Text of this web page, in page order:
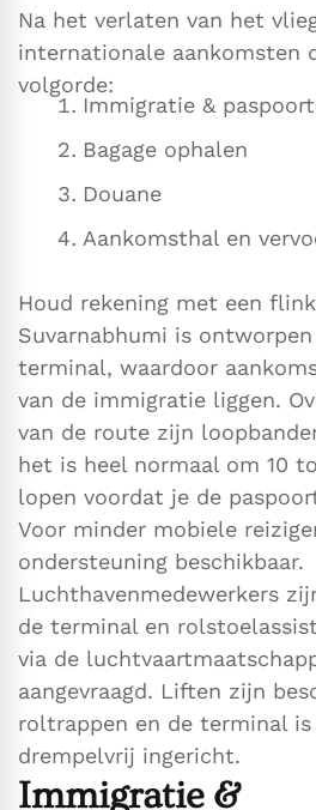
Na het verlaten van het
internationale aankomsten
volgorde:
Immigratie &
Bagage ophalen
Douane
Aankomsthal en
Houd rekening met een
Suvarnabhumi is
terminal, waardoor
van de immigratie liggen.
van de route zijn
het is heel normaal om 10
lopen voordat je de
Voor minder mobiele
ondersteuning beschikbaar.
Luchthavenmedewerkers
de terminal en
via de
aangevraagd. Liften zijn
roltrappen en de terminal
drempelvrij ingericht.
Immigratie &